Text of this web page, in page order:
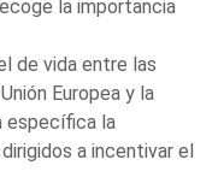
la importancia
de vida entre las
Europea y la
específica la
a incentivar el